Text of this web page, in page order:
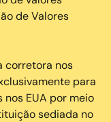
de Valores
corretora nos
para
EUA por meio
sediada no